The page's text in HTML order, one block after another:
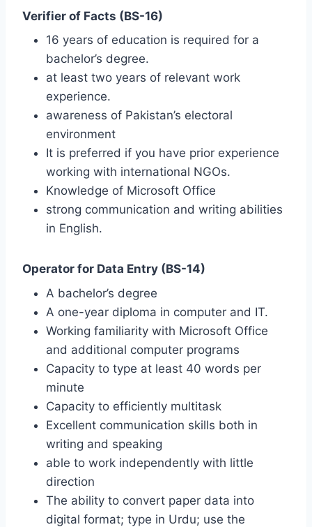
Verifier of Facts (BS-16)
16 years of education is required for a
bachelor’s degree.
at least two years of relevant work
experience.
awareness of Pakistan’s electoral
environment
It is preferred if you have prior experience
working with international NGOs.
Knowledge of Microsoft Office
strong communication and writing abilities
in English.
Operator for Data Entry (BS-14)
A bachelor’s degree
A one-year diploma in computer and IT.
Working familiarity with Microsoft Office
and additional computer programs
Capacity to type at least 40 words per
minute
Capacity to efficiently multitask
Excellent communication skills both in
writing and speaking
able to work independently with little
direction
The ability to convert paper data into
digital format; type in Urdu; use the